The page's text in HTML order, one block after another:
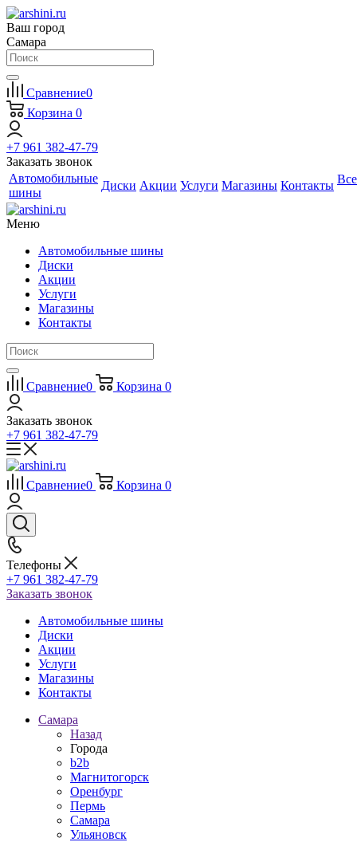
Ваш город
Самара
Сравнение0
Корзина 0
+7 961 382-47-79
Заказать звонок
Автомобильные
шины
Диски Акции Услуги Магазины Контакты Все
Меню
Автомобильные шины
Диски
Акции
Услуги
Магазины
Контакты
Сравнение0 Корзина 0
Заказать звонок
+7 961 382-47-79
Сравнение0 Корзина 0
Телефоны
+7 961 382-47-79
Заказать звонок
Автомобильные шины
Диски
Акции
Услуги
Магазины
Контакты
Самара
Назад
Города
b2b
Магнитогорск
Оренбург
Пермь
Самара
Ульяновск